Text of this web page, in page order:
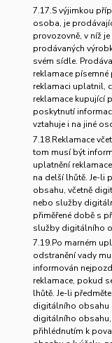
7.17.S výjimkou
osoba, je
provozovně, v níž
prodávaných
svém sídle.
reklamace
reklamaci uplatnil,
reklamace kupující
poskytnutí
vztahuje i na jiné
7.18.Reklamace
tom musí být
uplatnění
na delší lhůtě. Je-li
obsahu, včetně
nebo služby
přiměřené době s
služby digitálního
7.19.Po marném
odstranění vady
informován
reklamace, pokud
lhůtě. Je-li
digitálního obsahu
digitálního obsahu,
přihlédnutím k